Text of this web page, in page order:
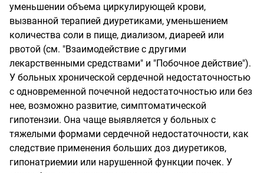
уменьшении объема циркулирующей крови,
вызванной терапией диуретиками, уменьшением
количества соли в пище, диализом, диареей или
рвотой (см. "Взаимодействие с другими
лекарственными средствами" и "Побочное действие").
У больных хронической сердечной недостаточностью
с одновременной почечной недостаточностью или без
нее, возможно развитие, симптоматической
гипотензии. Она чаще выявляется у больных с
тяжелыми формами сердечной недостаточности, как
следствие применения больших доз диуретиков,
гипонатриемии или нарушенной функции почек. У